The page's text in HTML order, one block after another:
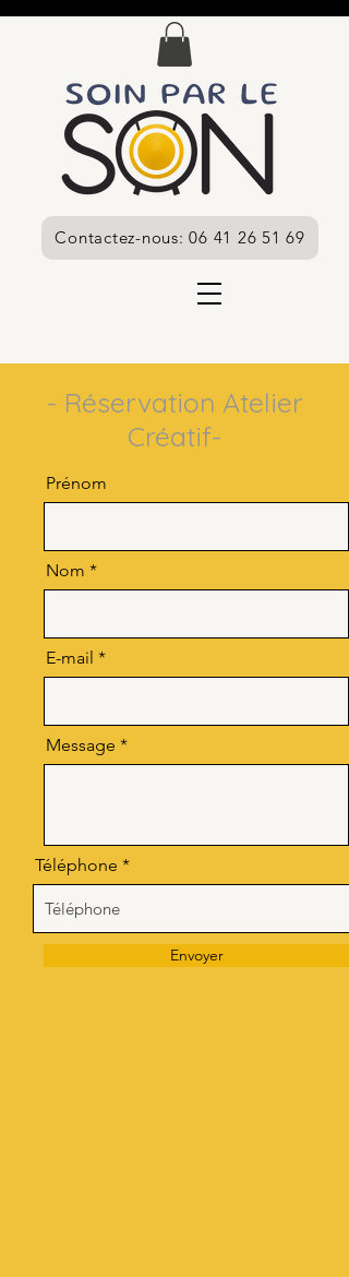
Contactez-nous: 06 41 26 51 69
- Réservation Atelier
Créatif-
Prénom
Nom
E-mail
Message
Téléphone
Envoyer